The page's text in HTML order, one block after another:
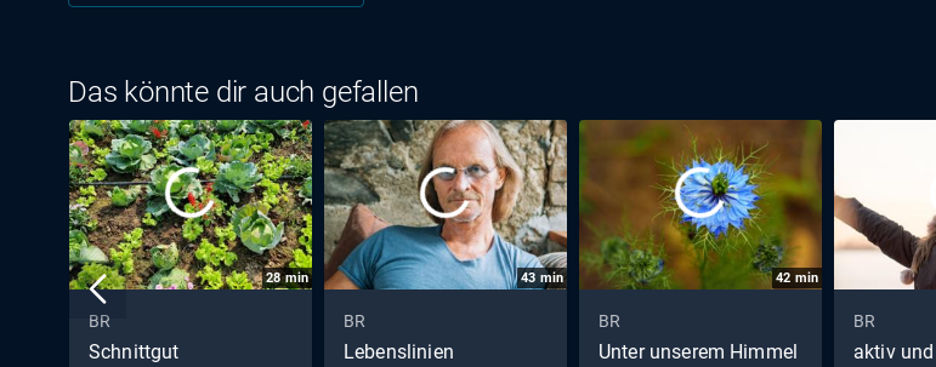
Das könnte dir auch gefallen
28min
BR
Schnittgut
43 min
BR
Lebenslinien
42 min
BR
Unter unserem Himmel
BR
aktiv